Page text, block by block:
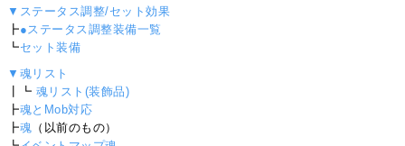
▼ステータス調整/セット効果
┣●ステータス調整装備一覧
┗セット装備
▼魂リスト
┃┗ 魂リスト(装飾品)
┣魂とMob対応
┣魂 （以前のもの）